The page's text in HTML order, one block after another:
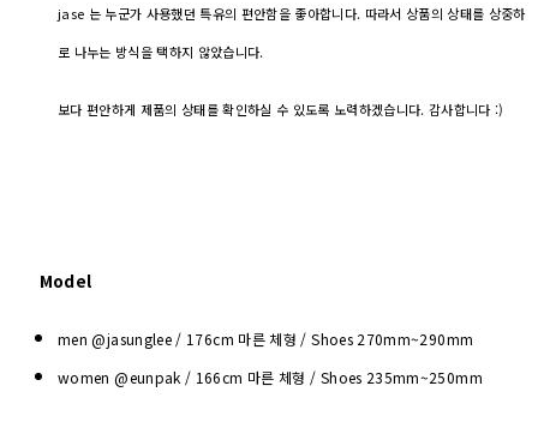
jase 는 누군가 사용했던 특유의 편안함을 좋아합니다. 따라서 상품의 상태를 상중하
로 나누는 방식을 택하지 않았습니다.
보다 편안하게 제품의 상태를 확인하실 수 있도록 노력하겠습니다. 감사합니다 :)
Model
men @jasunglee / 176cm 마른 체형 / Shoes 270mm~290mm
women @eunpak / 166cm 마른 체형 / Shoes 235mm~250mm